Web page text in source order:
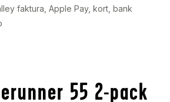
faktura, Apple Pay, kort, bank
55 2-pack